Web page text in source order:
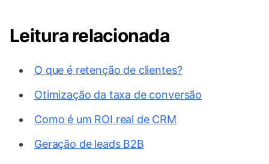
Leitura relacionada
O que é retenção de clientes?
Otimização da taxa de conversão
Como é um ROI real de CRM
Geração de leads B2B